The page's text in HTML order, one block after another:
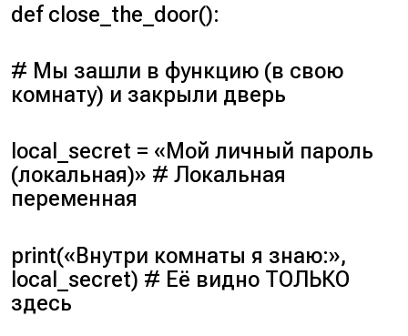
def close_the_door():
# Мы зашли в функцию (в свою
комнату) и закрыли дверь
local_secret = «Мой личный пароль
(локальная)» # Локальная
переменная
print(«Внутри комнаты я знаю:»,
local_secret) # Её видно ТОЛЬКО
здесь